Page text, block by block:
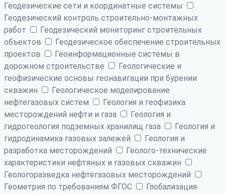
Геодезические сети и координатные системы
Геодезический контроль строительно-монтажных
работ
Геодезический мониторинг строительных
объектов
Геодезическое обеспечение строительных
проектов
Геоинформационные системы в
дорожном строительстве
Геологические и
геофизические основы геонавигации при бурении
скважин
Геологическое моделирование
нефтегазовых систем
Геология и геофизика
месторождений нефти и газа
Геология и
гидрогеология подземных хранилищ газа
Геология и
гидродинамика газовых залежей
Геология и
разработка месторождений
Геолого-технические
характеристики нефтяных и газовых скважин
Геологоразведка нефтегазовых месторождений
Геометрия по требованиям ФГОС
Глобализация